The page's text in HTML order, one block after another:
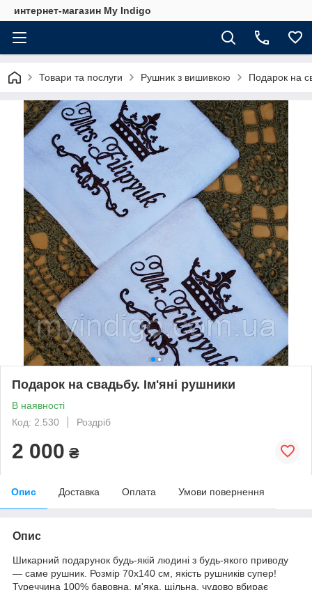
интернет-магазин My Indigo
Товари та послуги Рушник з вишивкою Подарок на
Подарок на свадьбу. Ім'яні рушники
В наявності
Код: 2.530
Роздріб
2 000 ₴
Опис Доставка Оплата Умови повернення
Опис
Шикарний подарунок будь-якій людині з будь-якого приводу
— саме рушник. Розмір 70х140 см, якість рушників супер!
Туреччина 100% бавовна, м'яка, щільна, чудово вбирає